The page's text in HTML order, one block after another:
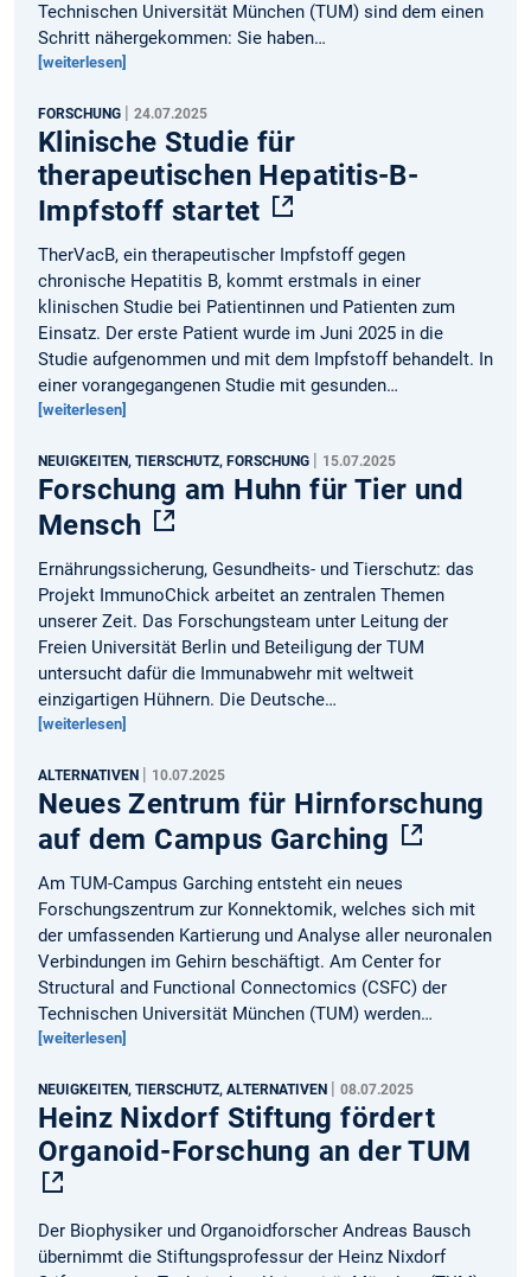
Technischen Universität München (TUM) sind dem einen
Schritt nähergekommen: Sie haben…
[weiterlesen]
FORSCHUNG | 24.07.2025
Klinische Studie für
therapeutischen Hepatitis-B-
Impfstoff startet
TherVacB, ein therapeutischer Impfstoff gegen
chronische Hepatitis B, kommt erstmals in einer
klinischen Studie bei Patientinnen und Patienten zum
Einsatz. Der erste Patient wurde im Juni 2025 in die
Studie aufgenommen und mit dem Impfstoff behandelt. In
einer vorangegangenen Studie mit gesunden…
[weiterlesen]
NEUIGKEITEN, TIERSCHUTZ, FORSCHUNG | 15.07.2025
Forschung am Huhn für Tier und
Mensch
Ernährungssicherung, Gesundheits- und Tierschutz: das
Projekt ImmunoChick arbeitet an zentralen Themen
unserer Zeit. Das Forschungsteam unter Leitung der
Freien Universität Berlin und Beteiligung der TUM
untersucht dafür die Immunabwehr mit weltweit
einzigartigen Hühnern. Die Deutsche…
[weiterlesen]
ALTERNATIVEN | 10.07.2025
Neues Zentrum für Hirnforschung
auf dem Campus Garching
Am TUM-Campus Garching entsteht ein neues
Forschungszentrum zur Konnektomik, welches sich mit
der umfassenden Kartierung und Analyse aller neuronalen
Verbindungen im Gehirn beschäftigt. Am Center for
Structural and Functional Connectomics (CSFC) der
Technischen Universität München (TUM) werden…
[weiterlesen]
NEUIGKEITEN, TIERSCHUTZ, ALTERNATIVEN | 08.07.2025
Heinz Nixdorf Stiftung fördert
Organoid-Forschung an der TUM
Der Biophysiker und Organoidforscher Andreas Bausch
übernimmt die Stiftungsprofessur der Heinz Nixdorf